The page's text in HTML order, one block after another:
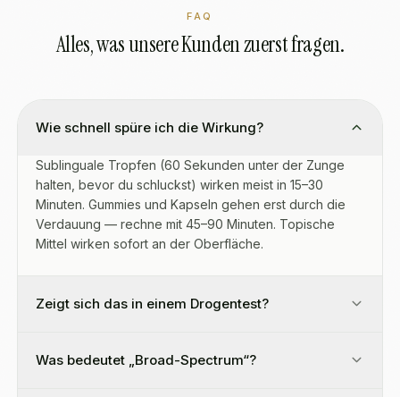
FAQ
Alles, was unsere Kunden zuerst fragen.
Wie schnell spüre ich die Wirkung?
Sublinguale Tropfen (60 Sekunden unter der Zunge
halten, bevor du schluckst) wirken meist in 15–30
Minuten. Gummies und Kapseln gehen erst durch die
Verdauung — rechne mit 45–90 Minuten. Topische
Mittel wirken sofort an der Oberfläche.
Zeigt sich das in einem Drogentest?
Was bedeutet „Broad-Spectrum“?